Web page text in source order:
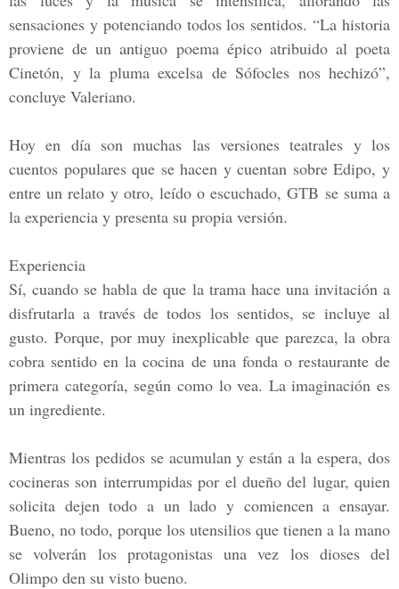
sensaciones y potenciando todos los sentidos. “La historia
proviene de un antiguo poema épico atribuido al poeta
Cinetón, y la pluma excelsa de Sófocles nos hechizó”,
concluye Valeriano.
Hoy en día son muchas las versiones teatrales y los
cuentos populares que se hacen y cuentan sobre Edipo, y
entre un relato y otro, leído o escuchado, GTB se suma a
la experiencia y presenta su propia versión.
Experiencia
Sí, cuando se habla de que la trama hace una invitación a
disfrutarla a través de todos los sentidos, se incluye al
gusto. Porque, por muy inexplicable que parezca, la obra
cobra sentido en la cocina de una fonda o restaurante de
primera categoría, según como lo vea. La imaginación es
un ingrediente.
Mientras los pedidos se acumulan y están a la espera, dos
cocineras son interrumpidas por el dueño del lugar, quien
solicita dejen todo a un lado y comiencen a ensayar.
Bueno, no todo, porque los utensilios que tienen a la mano
se volverán los protagonistas una vez los dioses del
Olimpo den su visto bueno.